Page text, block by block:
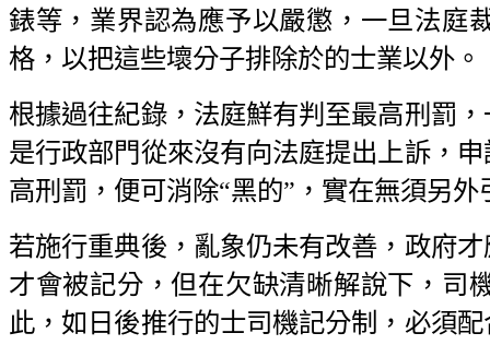
錶等，業界認為應予以嚴懲，一旦法庭
格，以把這些壞分子排除於的士業以外。
根據過往紀錄，法庭鮮有判至最高刑罰
是行政部門從來沒有向法庭提出上訴，
高刑罰，便可消除“黑的”，實在無須另
若施行重典後，亂象仍未有改善，政府
才會被記分，但在欠缺清晰解說下，司
此，如日後推行的士司機記分制，必須